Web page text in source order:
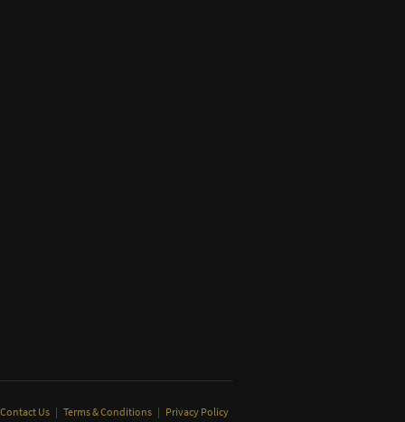
Contact Us | Terms & Conditions | Privacy Policy